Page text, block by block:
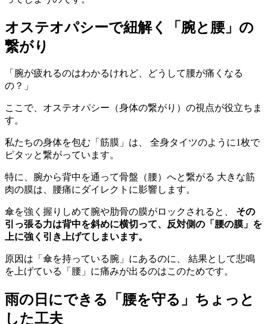
オステオパシーで紐解く「腕と腰」の
繋がり
「腕が疲れるのはわかるけれど、どうして腰が痛くなる
の？」
ここで、オステオパシー（身体の繋がり）の視点が役立ちま
す。
私たちの身体を包む「筋膜」は、 全身タイツのように1枚で
ピタッと繋がっています。
特に、腕から背中を通って骨盤（腰）へと繋がる 大きな筋
肉の膜は、腰痛にダイレクトに影響します。
傘を強く握りしめて腕や肋骨の膜がロックされると、 その
引っ張る力は背中を斜めに横切って、反対側の「腰の膜」を
上に強く引き上げてしまいます。
原因は「傘を持っている腕」にあるのに、 結果として悲鳴
を上げている「腰」に痛みが出るのはこのためです。
雨の日にできる「腰を守る」ちょっと
した工夫